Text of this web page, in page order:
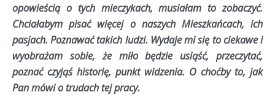
opowieścią o tych mieczykach, musiałam to zobaczyć.
Chciałabym pisać więcej o naszych Mieszkańcach, ich
pasjach. Poznawać takich ludzi. Wydaje mi się to ciekawe i
wyobrażam sobie, że miło będzie usiąść, przeczytać,
poznać czyjąś historię, punkt widzenia. O choćby to, jak
Pan mówi o trudach tej pracy.